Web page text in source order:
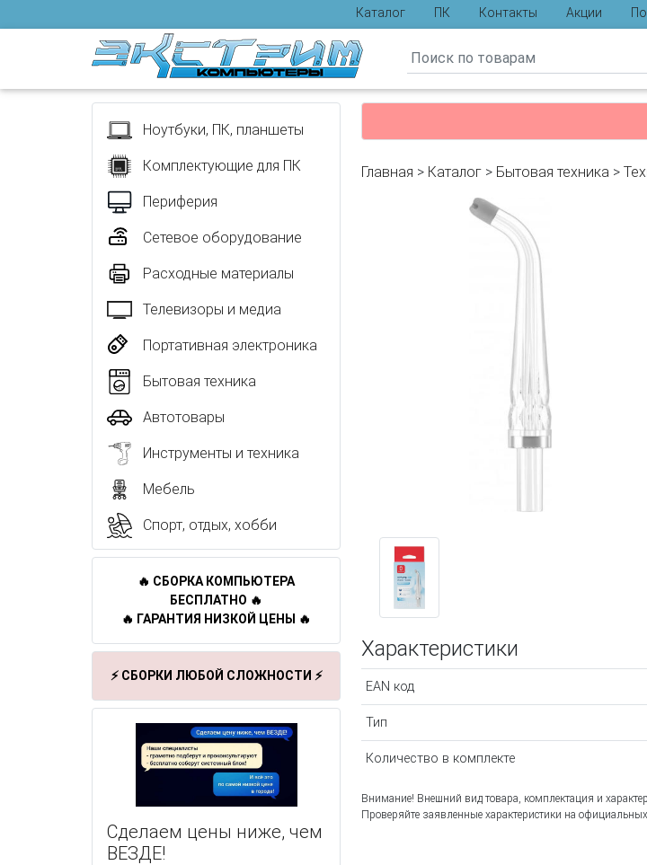
Каталог ПК Контакты Акции
Отзывы
Ноутбуки, ПК, планшеты
Комплектующие для ПК
Периферия
Сетевое оборудование
Расходные материалы
Телевизоры и медиа
Портативная электроника
Бытовая техника
Автотовары
Инструменты и техника
Мебель
Спорт, отдых, хобби
🔥 СБОРКА КОМПЬЮТЕРА
БЕСПЛАТНО 🔥
🔥 ГАРАНТИЯ НИЗКОЙ ЦЕНЫ 🔥
⚡ СБОРКИ ЛЮБОЙ СЛОЖНОСТИ ⚡
Сделаем цены ниже, чем
ВЕЗДЕ!
Главная > Каталог > Бытовая техника >
Характеристики
EAN код
Тип
Количество в комплекте
Внимание! Внешний вид товара, комплектация и
Проверяйте заявленные характеристики на